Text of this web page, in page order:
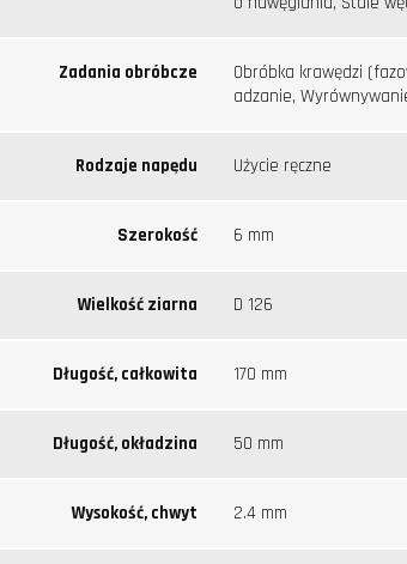
Zadania obróbcze
Obróbka krawędzi
adzanie,
Rodzaje napędu Użycie ręczne
Szerokość 6 mm
Wielkość ziarna D 126
Długość, całkowita 170 mm
Długość, okładzina 50 mm
Wysokość, chwyt 2.4 mm